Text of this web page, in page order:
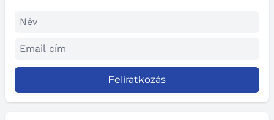
Feliratkozás